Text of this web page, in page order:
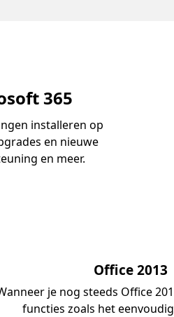
365
installeren op
en nieuwe
en meer.
Office 2013
je nog steeds Office
functies zoals het